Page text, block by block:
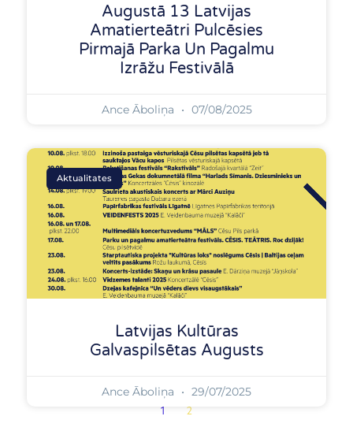
Augustā 13 Latvijas
Amatierteātri Pulcēsies
Pirmajā Parka Un Pagalmu
Izrāžu Festivālā
Ance Āboliņa 07/08/2025
Aktualitates
Latvijas Kultūras
Galvaspilsētas Augusts
Ance Āboliņa 29/07/2025
1 2